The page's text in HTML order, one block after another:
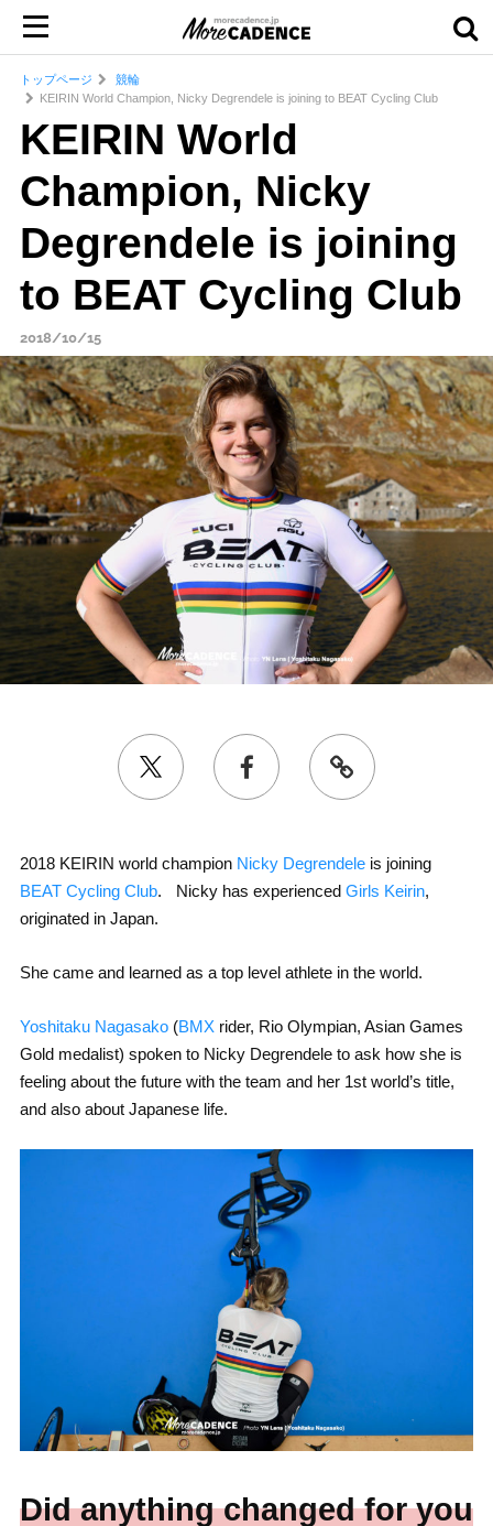
トップページ
競輪
KEIRIN World Champion, Nicky Degrendele is joining to BEAT Cycling Club
KEIRIN World
Champion, Nicky
Degrendele is joining
to BEAT Cycling Club
2018/10/15
2018 KEIRIN world champion Nicky Degrendeleis joining
BEAT Cycling Club. Nicky has experienced Girls Keirin,
originated in Japan.
She came and learned as a top level athlete in the world.
Yoshitaku Nagasako(BMXrider, Rio Olympian, Asian Games
Gold medalist) spoken to Nicky Degrendele to ask how she is
feeling about the future with the team and her 1st world’s title,
and also about Japanese life.
Did anything changed for you